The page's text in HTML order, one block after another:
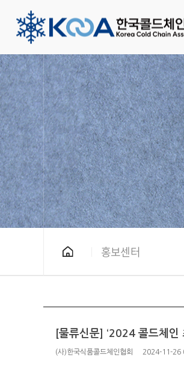
홍보센터
[물류신문] ‘2024 콜드체인
(사)한국식품콜드체인협회 2024-11-26